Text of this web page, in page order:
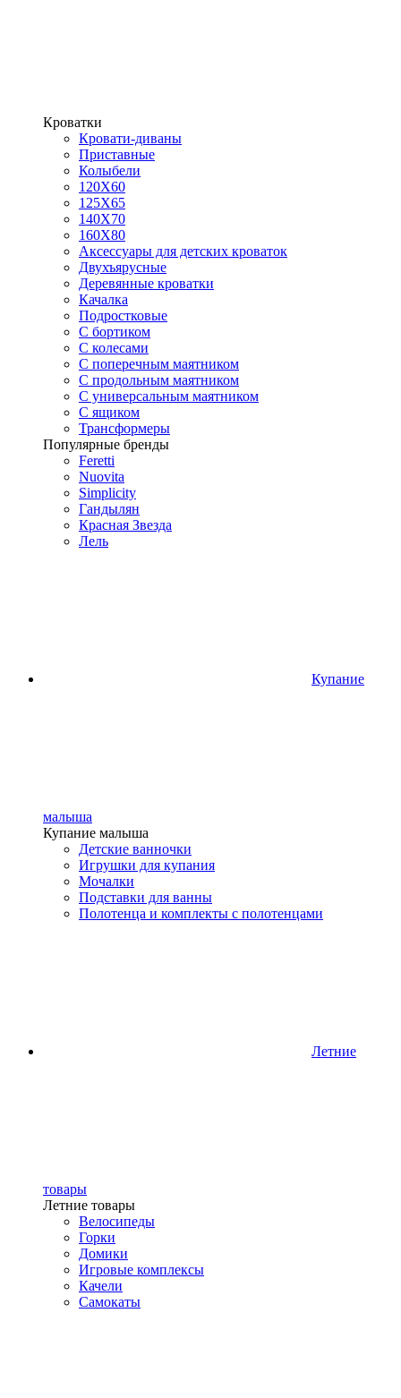
Кроватки
Кровати-диваны
Приставные
Колыбели
120Х60
125X65
140Х70
160Х80
Аксессуары для детских кроваток
Двухъярусные
Деревянные кроватки
Качалка
Подростковые
С бортиком
С колесами
С поперечным маятником
С продольным маятником
С универсальным маятником
С ящиком
Трансформеры
Популярные бренды
Feretti
Nuovita
Simplicity
Гандылян
Красная Звезда
Лель
Купание
малыша
Купание малыша
Детские ванночки
Игрушки для купания
Мочалки
Подставки для ванны
Полотенца и комплекты с полотенцами
Летние
товары
Летние товары
Велосипеды
Горки
Домики
Игровые комплексы
Качели
Самокаты